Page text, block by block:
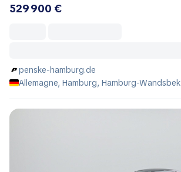
529 900 €
penske-hamburg.de
Allemagne, Hamburg, Hamburg-Wandsbek